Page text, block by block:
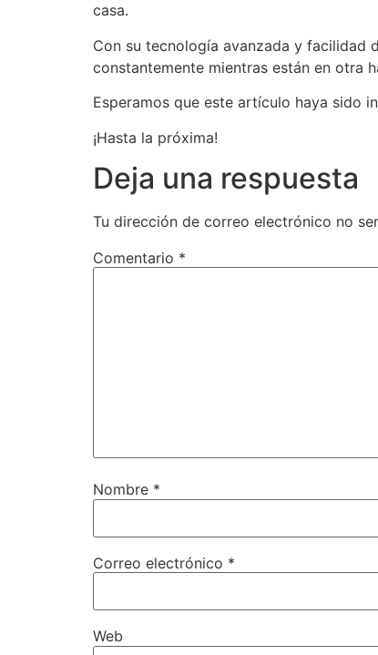
casa.
Con su tecnología avanzada y facilidad
constantemente mientras están en otra
Esperamos que este artículo haya sido
¡Hasta la próxima!
Deja una respuesta
Tu dirección de correo electrónico no
Comentario *
Nombre *
Correo electrónico *
Web